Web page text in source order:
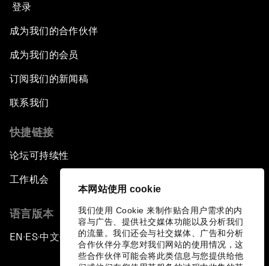
本网站使用 cookie
我们使用 Cookie 来制作贴合用户需求的内
容与广告、提供社交媒体功能以及分析我们
的流量。我们还会与社交媒体、广告和分析
合作伙伴分享您对我们网站的使用情况，这
些合作伙伴可能会将此类信息与您提供给他
登录
成为我们的合作伙伴
成为我们的会员
订阅我们的新闻稿
联系我们
快捷链接
论坛可持续性
工作机会
语言版本
EN ▪ ES▪中文▪ 日本語